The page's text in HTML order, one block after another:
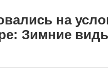
на
Зимние